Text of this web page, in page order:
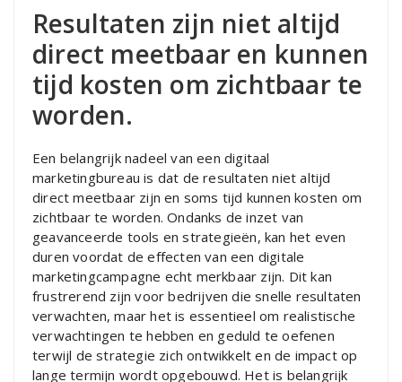
Resultaten zijn niet altijd
direct meetbaar en kunnen
tijd kosten om zichtbaar te
worden.
Een belangrijk nadeel van een digitaal
marketingbureau is dat de resultaten niet altijd
direct meetbaar zijn en soms tijd kunnen kosten om
zichtbaar te worden. Ondanks de inzet van
geavanceerde tools en strategieën, kan het even
duren voordat de effecten van een digitale
marketingcampagne echt merkbaar zijn. Dit kan
frustrerend zijn voor bedrijven die snelle resultaten
verwachten, maar het is essentieel om realistische
verwachtingen te hebben en geduld te oefenen
terwijl de strategie zich ontwikkelt en de impact op
lange termijn wordt opgebouwd. Het is belangrijk